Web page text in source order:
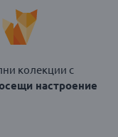
колекции с
настроение